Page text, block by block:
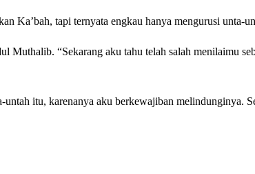
Ka’bah, tapi ternyata engkau hanya mengurusi unta-
Muthalib. “Sekarang aku tahu telah salah menilaimu
itu, karenanya aku berkewajiban melindunginya.